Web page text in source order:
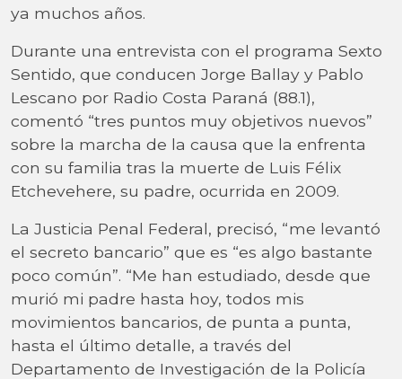
ya muchos años.
Durante una entrevista con el programa Sexto
Sentido, que conducen Jorge Ballay y Pablo
Lescano por Radio Costa Paraná (88.1),
comentó “tres puntos muy objetivos nuevos”
sobre la marcha de la causa que la enfrenta
con su familia tras la muerte de Luis Félix
Etchevehere, su padre, ocurrida en 2009.
La Justicia Penal Federal, precisó, “me levantó
el secreto bancario” que es “es algo bastante
poco común”. “Me han estudiado, desde que
murió mi padre hasta hoy, todos mis
movimientos bancarios, de punta a punta,
hasta el último detalle, a través del
Departamento de Investigación de la Policía